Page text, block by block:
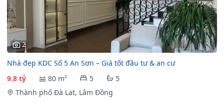
2
Nhà đẹp KDC Số 5 An Sơn – Giá tốt đầu tư & an cư
9.8 tỷ
80 m² 5
5
Thành phố Đà Lạt, Lâm Đồng